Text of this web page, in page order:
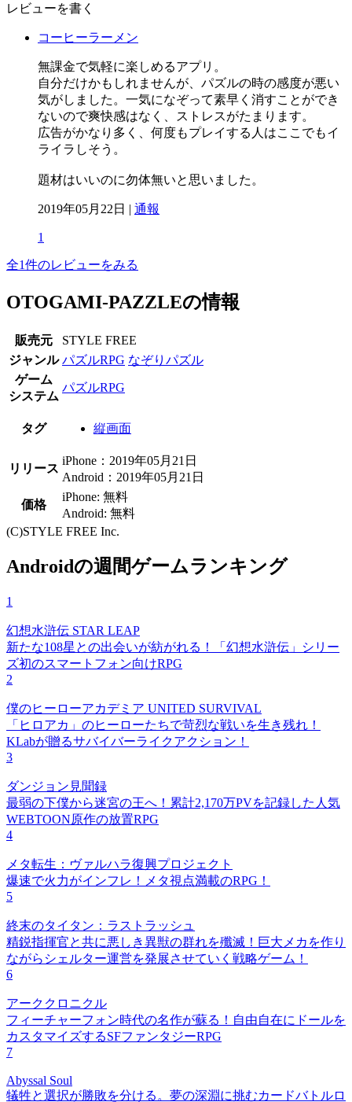
レビューを書く
コーヒーラーメン
無課金で気軽に楽しめるアプリ。
自分だけかもしれませんが、パズルの時の感度が悪い
気がしました。一気になぞって素早く消すことができ
ないので爽快感はなく、ストレスがたまります。
広告がかなり多く、何度もプレイする人はここでもイ
ライラしそう。
題材はいいのに勿体無いと思いました。
2019年05月22日 | 通報
1
全1件のレビューをみる
OTOGAMI-PAZZLEの情報
販売元
STYLE FREE
ジャンル パズルRPG なぞりパズル
ゲーム
システム
パズルRPG
タグ 縦画面
リリース
iPhone：2019年05月21日
Android：2019年05月21日
価格
iPhone: 無料
Android: 無料
(C)STYLE FREE Inc.
Androidの週間ゲームランキング
1
幻想水滸伝 STAR LEAP
新たな108星との出会いが紡がれる！「幻想水滸伝」シリー
ズ初のスマートフォン向けRPG
2
僕のヒーローアカデミア UNITED SURVIVAL
「ヒロアカ」のヒーローたちで苛烈な戦いを生き残れ！
KLabが贈るサバイバーライクアクション！
3
ダンジョン見聞録
最弱の下僕から迷宮の王へ！累計2,170万PVを記録した人気
WEBTOON原作の放置RPG
4
メタ転生：ヴァルハラ復興プロジェクト
爆速で火力がインフレ！メタ視点満載のRPG！
5
終末のタイタン：ラストラッシュ
精鋭指揮官と共に悪しき異獣の群れを殲滅！巨大メカを作り
ながらシェルター運営を発展させていく戦略ゲーム！
6
アーククロニクル
フィーチャーフォン時代の名作が蘇る！自由自在にドールを
カスタマイズするSFファンタジーRPG
7
Abyssal Soul
犠牲と選択が勝敗を分ける。夢の深淵に挑むカードバトルロ